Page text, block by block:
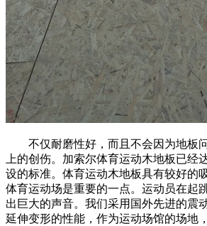
不仅耐磨性好，而且不会因为地板
上的创伤。加索尔体育运动木地板已经
设的标准。体育运动木地板具有较好的
体育运动场是重要的一点。运动员在起
出巨大的声音。我们采用国外先进的震
延伸变形的性能，作为运动场馆的场地